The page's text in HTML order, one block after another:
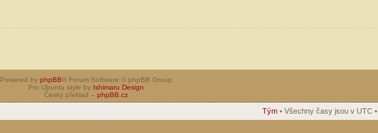
Powered by phpBB® Forum Software © phpBB Group
Pro Ubuntu style by Ishimaru Design
Český překlad – phpBB.cz
Tým • Všechny časy jsou v UTC •